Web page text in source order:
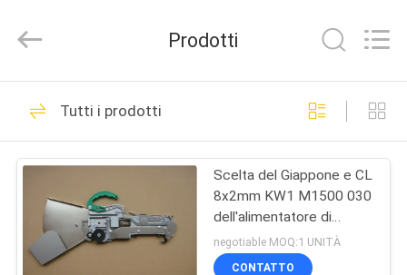
CASA
PRODOTTI
CIRCA
NOI
Technology
Rights
attrezzatura di
movimentazione del
PWB
49
Prodotti
Tutti i prodotti
Scelta del Giappone e CL
8x2mm KW1 M1500 030
dell'alimentatore di
Yamaha dell'ugello di
vuoto del posto
negotiable MOQ:1 UNITÀ
CONTATTO